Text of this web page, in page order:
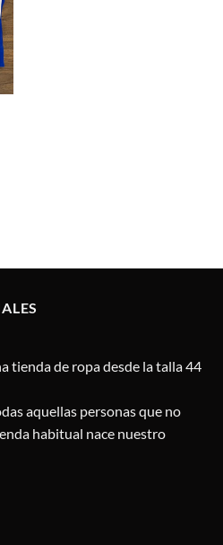
tienda de ropa desde la talla 44
aquellas personas que no
habitual nace nuestro